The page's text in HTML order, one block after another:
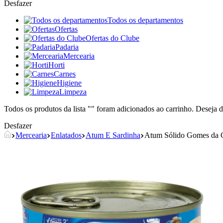
Desfazer
Todos os departamentos
Ofertas
Ofertas do Clube
Padaria
Mercearia
Horti
Carnes
Higiene
Limpeza
Todos os produtos da lista "" foram adicionados ao carrinho. Deseja
Desfazer
Mercearia Enlatados Atum E Sardinha Atum Sólido Gomes da